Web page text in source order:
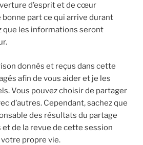
d’esprit et de cœur
part ce qui arrive durant
que les informations seront
donnés et reçus dans cette
afin de vous aider et je les
Vous pouvez choisir de partager
d’autres. Cependant, sachez que
des résultats du partage
de la revue de cette session
propre vie.